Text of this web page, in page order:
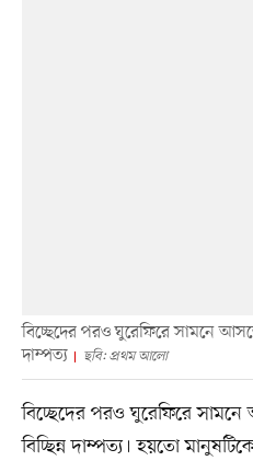
বিচ্ছেদের পরও ঘুরেফিরে সামনে
দাম্পত্য
ছবি: প্রথম আলো
বিচ্ছেদের পরও ঘুরেফিরে
বিচ্ছিন্ন দাম্পত্য। হয়তো